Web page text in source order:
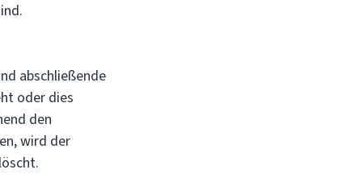
abschließende
oder dies
den
wird der